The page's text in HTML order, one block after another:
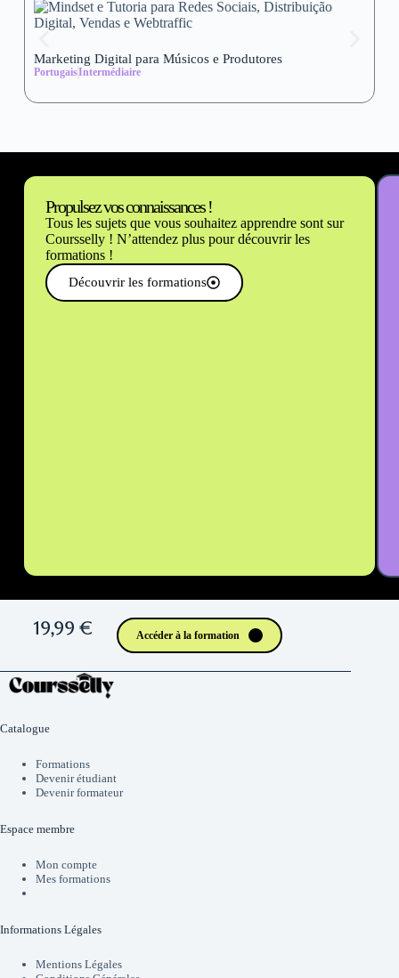
Marketing Digital para Músicos e Produtores
PortugaisIntermédiaire
Propulsez vos connaissances !
Tous les sujets que vous souhaitez apprendre sont sur
Coursselly ! N’attendez plus pour découvrir les
formations !
Découvrir les formations
19,99 € Accéder à la formation
Catalogue
Formations
Devenir étudiant
Devenir formateur
Espace membre
Mon compte
Mes formations
Informations Légales
Mentions Légales